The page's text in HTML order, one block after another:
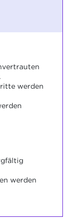
werden
werden